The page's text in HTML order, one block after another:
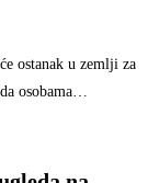
ostanak u zemlji za
osobama…